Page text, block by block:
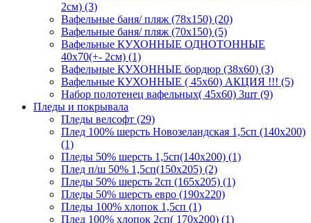
2см) (3)
Вафельные баня/ пляж (78х150) (20)
Вафельные баня/ пляж (70х150) (5)
Вафельные КУХОННЫЕ ОДНОТОННЫЕ
40х70(+- 2см) (1)
Вафельные КУХОННЫЕ бордюр (38х60) (3)
Вафельные КУХОННЫЕ ( 45х60) АКЦИЯ !!! (5)
Набор полотенец вафельных( 45х60) 3шт (9)
Пледы и покрывала
Пледы велсофт (29)
Плед 100% шерсть Новозеландская 1,5сп (140х200)
(1)
Пледы 50% шерсть 1,5сп(140х200) (1)
Плед п/ш 50% 1,5сп(150х205) (2)
Пледы 50% шерсть 2сп (165х205) (1)
Пледы 50% шерсть евро (190х220)
Пледы 100% хлопок 1,5сп (1)
Плед 100% хлопок 2сп( 170х200) (1)